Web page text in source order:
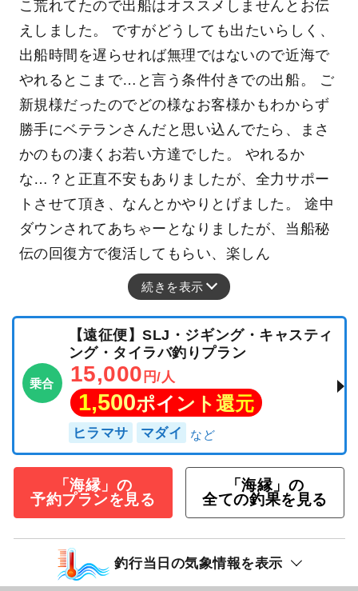
こ荒れてたので出船はオススメしませんとお伝
えしました。 ですがどうしても出たいらしく、
出船時間を遅らせれば無理ではないので近海で
やれるとこまで…と言う条件付きでの出船。 ご
新規様だったのでどの様なお客様かもわからず
勝手にベテランさんだと思い込んでたら、まさ
かのもの凄くお若い方達でした。 やれるか
な…？と正直不安もありましたが、全力サポー
トさせて頂き、なんとかやりとげました。 途中
ダウンされてあちゃーとなりましたが、当船秘
伝の回復方で復活してもらい、楽しん
続きを表示
乗合
【遠征便】SLJ・ジギング・キャスティ
ング・タイラバ釣りプラン
15,000 円/人
1,500ポイント還元
ヒラマサ マダイ
「海縁」の
予約プランを見る
「海縁」の
全ての釣果を見る
釣行当日の気象情報を表示